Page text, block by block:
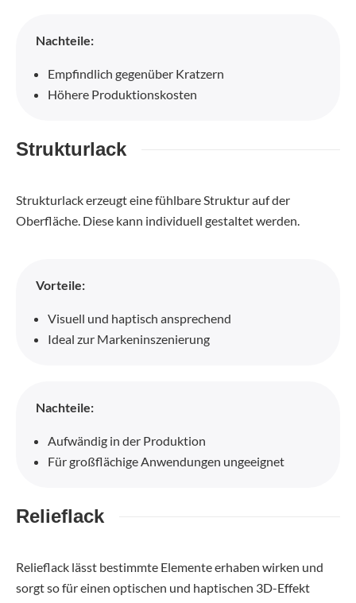
Nachteile:
Empfindlich gegenüber Kratzern
Höhere Produktionskosten
Strukturlack
Strukturlack erzeugt eine fühlbare Struktur auf der
Oberfläche. Diese kann individuell gestaltet werden.
Vorteile:
Visuell und haptisch ansprechend
Ideal zur Markeninszenierung
Nachteile:
Aufwändig in der Produktion
Für großflächige Anwendungen ungeeignet
Relieflack
Relieflack lässt bestimmte Elemente erhaben wirken und
sorgt so für einen optischen und haptischen 3D-Effekt